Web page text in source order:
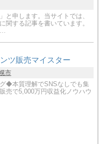
と申します。当サイトでは、
関する記事を書いています。
ツ販売マイスター
市
◆本質理解でSNSなしでも集
売で5,000万円収益化ノウハウ